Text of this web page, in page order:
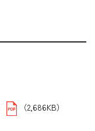
（2,686KB）